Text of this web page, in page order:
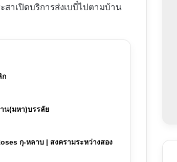
สาเปิดบริการส่งเบบี๋ไปตามบ้าน
ก
น(มหา)บรรลัย
กุ-หลาบ | สงครามระหว่างสอง